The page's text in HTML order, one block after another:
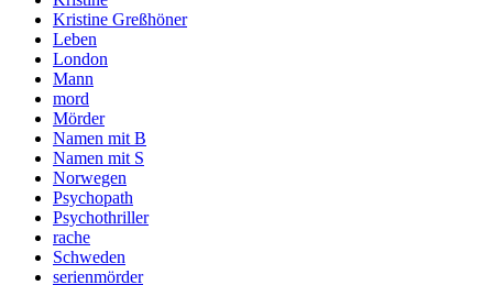
Kristine Greßhöner
Leben
London
Mann
mord
Mörder
Namen mit B
Namen mit S
Norwegen
Psychopath
Psychothriller
rache
Schweden
serienmörder